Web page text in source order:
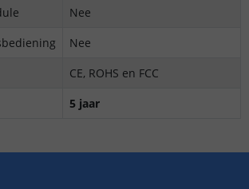
Nee
Nee
CE, ROHS en FCC
5 jaar